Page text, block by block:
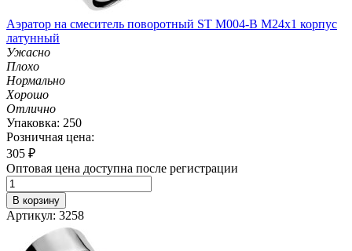
Аэратор на смеситель поворотный ST М004-B М24х1 корпус
латунный
Ужасно
Плохо
Нормально
Хорошо
Отлично
Упаковка: 250
Розничная цена:
305 ₽
Оптовая цена доступна после регистрации
В корзину
Артикул: 3258